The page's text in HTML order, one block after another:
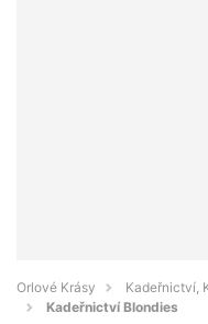
Orlové Krásy
Kadeřnictví,
Kadeřnictví Blondies